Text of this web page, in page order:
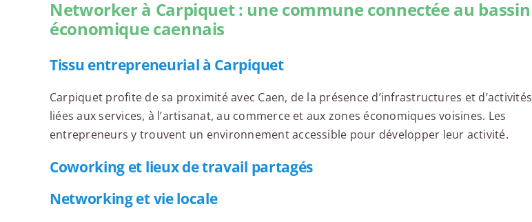
Networker à Carpiquet : une commune connectée au bassin
économique caennais
Tissu entrepreneurial à Carpiquet
Carpiquet profite de sa proximité avec Caen, de la présence d’infrastructures et d’activités
liées aux services, à l’artisanat, au commerce et aux zones économiques voisines. Les
entrepreneurs y trouvent un environnement accessible pour développer leur activité.
Coworking et lieux de travail partagés
Networking et vie locale